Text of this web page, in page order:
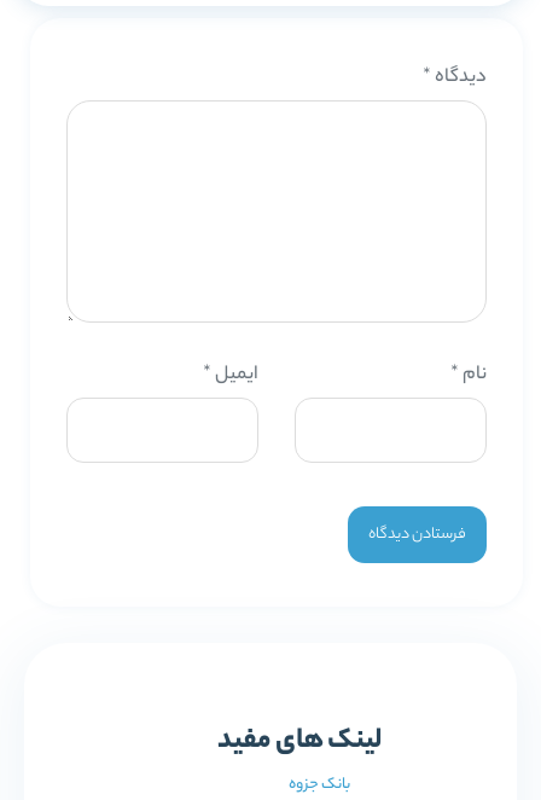
دیدگاه *
نام * ایمیل*
لینک های مفید
بانک جزوه